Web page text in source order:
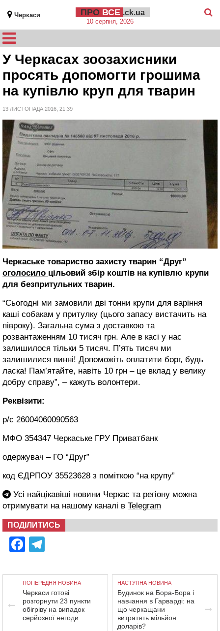
Черкаси ПРО ВСЕ .ck.ua
10 серпня, 2026
У Черкасах зоозахисники
просять допомогти грошима
на купівлю круп для тварин
13 ЛИСТОПАДА 2016, 21:39
Черкаське товариство захисту тварин “Друг”
оголосило цільовий збір коштів на купівлю крупи
для безпритульних тварин.
“Сьогодні ми замовили дві тонни крупи для варіння
каші собакам у притулку (цього запасу вистачить на
півроку). Загальна сума з доставкою та
розвантаженням 10 тисяч грн. Але в касі у нас
залишилося тільки 5 тисяч. П’ять тисяч ми
залишилися винні! Допоможіть оплатити борг, будь
ласка! Пам’ятайте, навіть 10 грн – це вклад у велику
добру справу”, – кажуть волонтери.
Реквізити:
р/с 26004060090563
МФО 354347 Черкаське ГРУ Приватбанк
одержувач – ГО “Друг”
код ЄДРПОУ 35523628 з поміткою “на крупу”
Усі найцікавіші новини Черкас та регіону можна
отримувати на нашому каналі в Telegram
ПОДІЛИТИСЬ
Facebook
ПОПЕРЕДНЯ НОВИНА
Черкаси готові
розгорнути 23 пункти
обігріву на випадок
серйозної негоди
НАСТУПНА НОВИНА
Будинок на Бора-Бора і
навчання в Гарварді: на
що черкащани
витратять мільйон
доларів?